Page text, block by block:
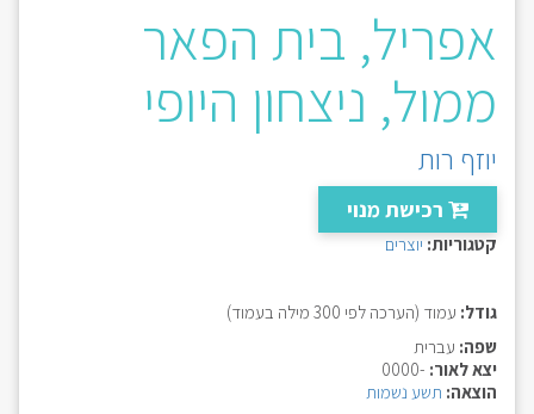
אפריל, בית הפאר
ממול, ניצחון היופי
יוזף רות
רכישת מנוי
קטגוריות: יוצרים
גודל: עמוד (הערכה לפי 300 מילה בעמוד)
שפה: עברית
יצא לאור: -0000
הוצאה: תשע נשמות